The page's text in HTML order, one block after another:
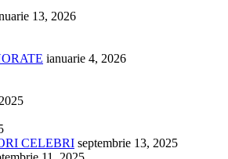
13, 2026
ianuarie 4, 2026
CELEBRI septembrie 13, 2025